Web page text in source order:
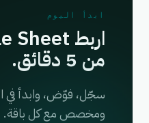
ابدأ اليوم
من 5 دقائق.
سجّل، فوّض، وابدأ في
ومخصص مع كل باقة.